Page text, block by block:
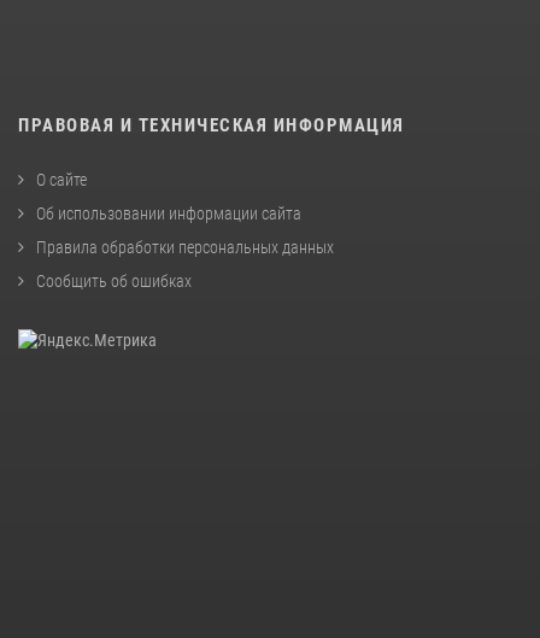
ПРАВОВАЯ И ТЕХНИЧЕСКАЯ ИНФОРМАЦИЯ
О сайте
Об использовании информации сайта
Правила обработки персональных данных
Сообщить об ошибках